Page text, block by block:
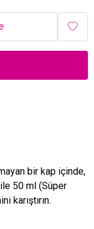
bir kap içinde,
50 ml (Süper
karıştırın.